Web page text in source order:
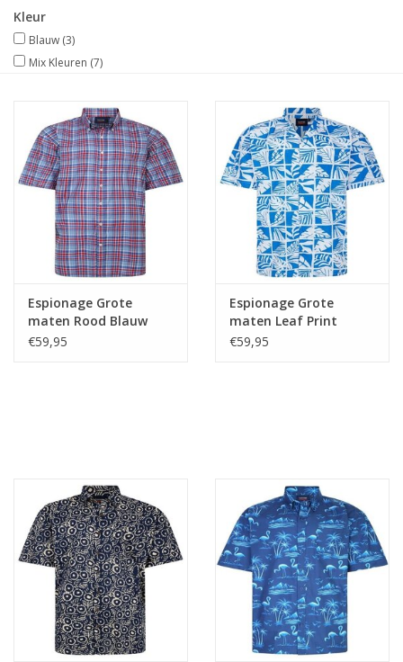
Kleur
Blauw (3)
Mix Kleuren (7)
Espionage Grote
maten Rood Blauw
Overhemd
€59,95
Espionage Grote
maten Leaf Print
Overhemd
€59,95